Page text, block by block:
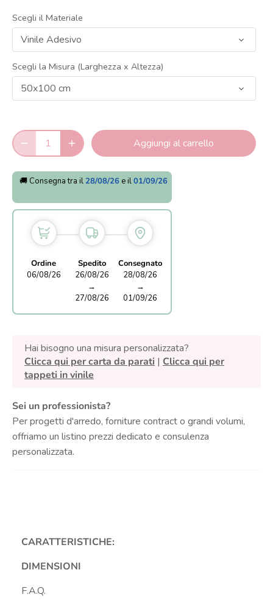
Scegli il Materiale
Vinile Adesivo
Scegli la Misura (Larghezza x Altezza)
50x100 cm
Aggiungi al carrello
🚚 Consegna tra il 28/08/26 e il01/09/26
Ordine
06/08/26
Spedito
26/08/26
→
27/08/26
Consegnato
28/08/26
→
01/09/26
Hai bisogno una misura personalizzata?
Clicca qui per carta da parati | Clicca qui per
tappeti in vinile
Sei un professionista?
Per progetti d'arredo, forniture contract o grandi volumi,
offriamo un listino prezzi dedicato e consulenza
personalizzata.
CARATTERISTICHE:
DIMENSIONI
F.A.Q.